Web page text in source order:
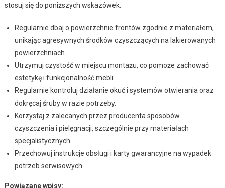
stosuj się do poniższych wskazówek:
Regularnie dbaj o powierzchnie frontów zgodnie z materiałem,
unikając agresywnych środków czyszczących na lakierowanych
powierzchniach.
Utrzymuj czystość w miejscu montażu, co pomoże zachować
estetykę i funkcjonalność mebli.
Regularnie kontroluj działanie okuć i systemów otwierania oraz
dokręcaj śruby w razie potrzeby.
Korzystaj z zalecanych przez producenta sposobów
czyszczenia i pielęgnacji, szczególnie przy materiałach
specjalistycznych.
Przechowuj instrukcje obsługi i karty gwarancyjne na wypadek
potrzeb serwisowych.
Powiązane wpisy: